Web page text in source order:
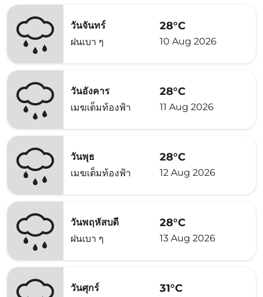
วันจันทร์
ฝนเบา ๆ
28°C
10 Aug 2026
วันอังคาร
เมฆเต็มท้องฟ้า
28°C
11 Aug 2026
วันพุธ
เมฆเต็มท้องฟ้า
28°C
12 Aug 2026
วันพฤหัสบดี
ฝนเบา ๆ
28°C
13 Aug 2026
วันศุกร์
31°C